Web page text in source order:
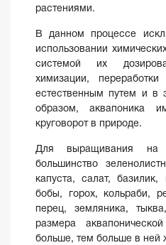
растениями.
В данном процессе
использовании
системой их
химизации,
естественным путем и в
образом, аквапоника
круговорот в природе.
Для выращивания на
большинство
капуста, салат,
бобы, горох, кольраби,
перец, земляника,
размера
больше, тем больше в ней